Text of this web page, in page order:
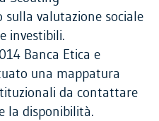
sulla valutazione sociale
investibili.
Banca Etica e
una mappatura
da contattare
la disponibilità.